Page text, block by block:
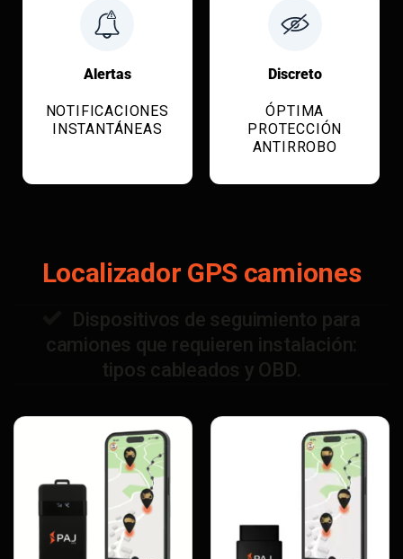
Alertas
NOTIFICACIONES
INSTANTÁNEAS
Discreto
ÓPTIMA
PROTECCIÓN
ANTIRROBO
Localizador GPS camiones
Dispositivos de seguimiento para
camiones que requieren instalación:
tipos cableados y OBD.